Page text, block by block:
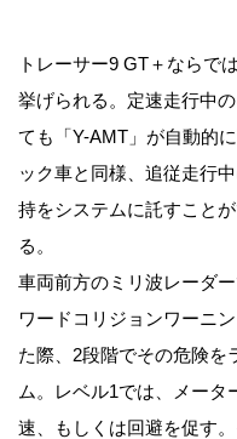
トレーサー9 GT＋ならで
挙げられる。定速走行中
ても「Y-AMT」が自動的
ック車と同様、追従走行
持をシステムに託すこと
る。
車両前方のミリ波レーダ
ワードコリジョンワーニ
た際、2段階でその危険を
ム。レベル1では、メー
速、もしくは回避を促す